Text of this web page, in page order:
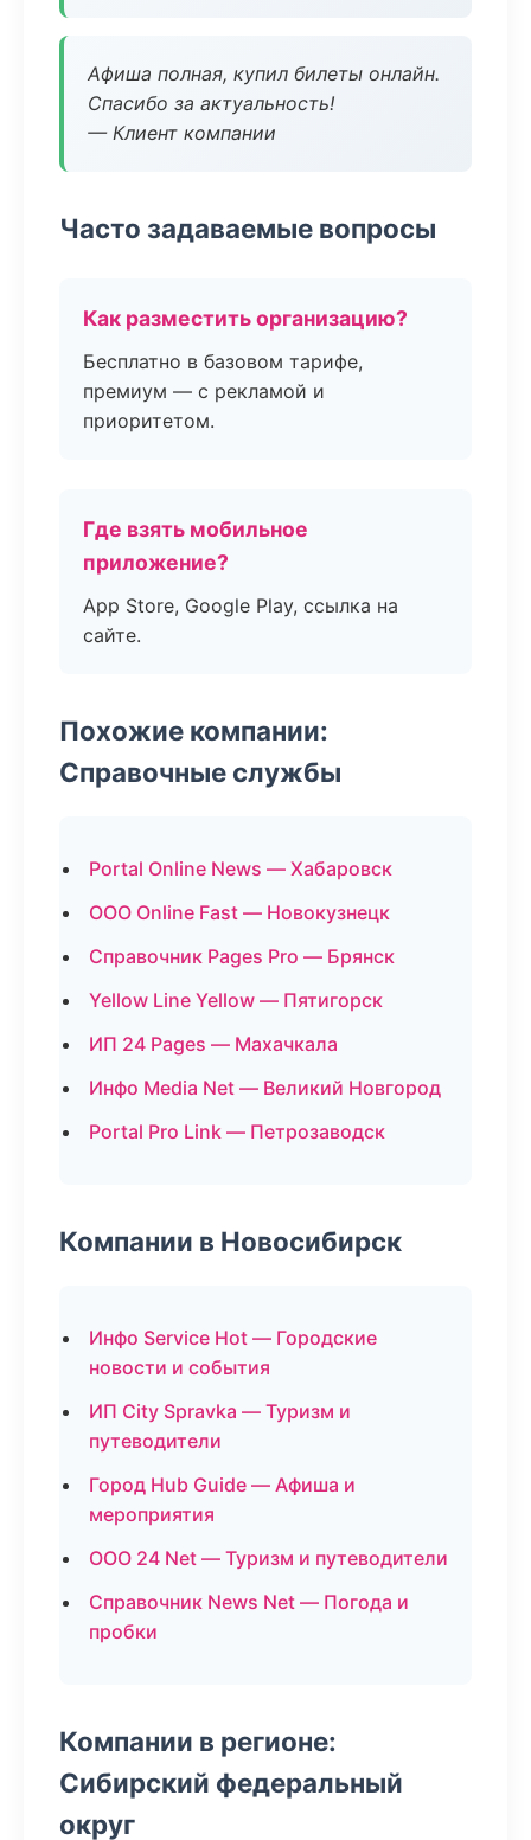
Афиша полная, купил билеты онлайн.
Спасибо за актуальность!
— Клиент компании
Часто задаваемые вопросы
Как разместить организацию?
Бесплатно в базовом тарифе,
премиум — с рекламой и
приоритетом.
Где взять мобильное
приложение?
App Store, Google Play, ссылка на
сайте.
Похожие компании:
Справочные службы
Portal Online News — Хабаровск
ООО Online Fast — Новокузнецк
Справочник Pages Pro — Брянск
Yellow Line Yellow — Пятигорск
ИП 24 Pages — Махачкала
Инфо Media Net — Великий Новгород
Portal Pro Link — Петрозаводск
Компании в Новосибирск
Инфо Service Hot — Городские
новости и события
ИП City Spravka — Туризм и
путеводители
Город Hub Guide — Афиша и
мероприятия
ООО 24 Net — Туризм и путеводители
Справочник News Net — Погода и
пробки
Компании в регионе:
Сибирский федеральный
округ